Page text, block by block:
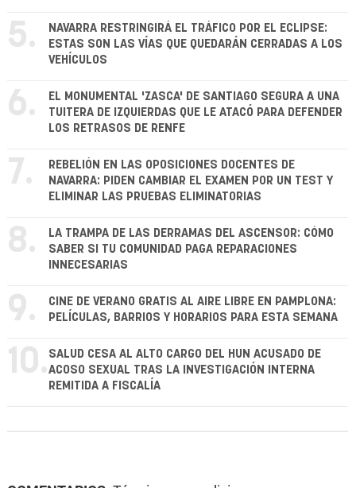
5.
NAVARRA RESTRINGIRÁ EL TRÁFICO POR EL ECLIPSE:
ESTAS SON LAS VÍAS QUE QUEDARÁN CERRADAS A LOS
VEHÍCULOS
6.
EL MONUMENTAL 'ZASCA' DE SANTIAGO SEGURA A UNA
TUITERA DE IZQUIERDAS QUE LE ATACÓ PARA DEFENDER
LOS RETRASOS DE RENFE
7.
REBELIÓN EN LAS OPOSICIONES DOCENTES DE
NAVARRA: PIDEN CAMBIAR EL EXAMEN POR UN TEST Y
ELIMINAR LAS PRUEBAS ELIMINATORIAS
8.
LA TRAMPA DE LAS DERRAMAS DEL ASCENSOR: CÓMO
SABER SI TU COMUNIDAD PAGA REPARACIONES
INNECESARIAS
9.
CINE DE VERANO GRATIS AL AIRE LIBRE EN PAMPLONA:
PELÍCULAS, BARRIOS Y HORARIOS PARA ESTA SEMANA
10. SALUD CESA AL ALTO CARGO DEL HUN ACUSADO DE
ACOSO SEXUAL TRAS LA INVESTIGACIÓN INTERNA
REMITIDA A FISCALÍA